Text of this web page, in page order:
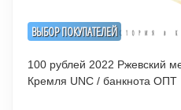
ВЫБОР ПОКУПАТЕЛЕЙ
100 рублей 2022 Ржевский
Кремля UNC / банкнота ОПТ